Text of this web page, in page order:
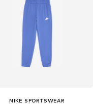
NIKE SPORTSWEAR